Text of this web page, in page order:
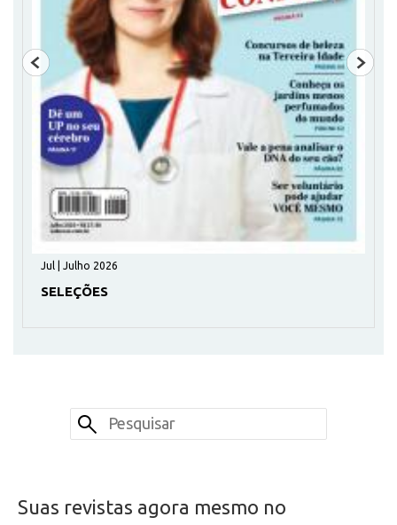
Jul | Julho 2026
SELEÇÕES
Suas revistas agora mesmo no